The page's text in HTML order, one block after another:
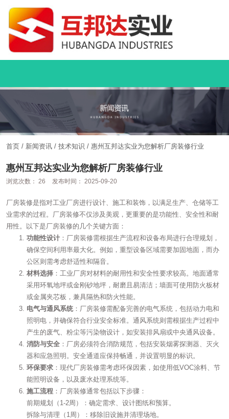
首页 / 新闻资讯 / 技术知识 / 惠州互邦达实业为您解析厂房装修行业
惠州互邦达实业为您解析厂房装修行业
浏览次数： 26 发布时间： 2025-09-20
厂房装修是指对工业厂房进行设计、施工和装饰，以满足生产、仓储等工
业需求的过程。厂房装修不仅涉及美观，更重要的是功能性、安全性和耐
用性。以下是厂房装修的几个关键方面：
功能性设计 ‌：厂房装修需根据生产流程和设备布局进行合理规划，
确保空间利用率最大化。例如，重型设备区域需要加固地面，而办
公区则需考虑舒适性和隔音。
材料选择 ‌：工业厂房对材料的耐用性和安全性要求较高。地面通常
采用环氧地坪或金刚砂地坪，耐磨且易清洁；墙面可使用防火板材
或金属夹芯板，兼具隔热和防火性能。
电气与通风系统‌：厂房装修需配备完善的电气系统，包括动力电和
照明电，并确保符合行业安全标准。通风系统则需根据生产过程中
产生的废气、粉尘等污染物设计，如安装排风扇或中央通风设备。
消防与安全 ‌：厂房必须符合消防规范，包括安装烟雾探测器、灭火
器和应急照明。安全通道应保持畅通，并设置明显的标识。
环保要求 ‌：现代厂房装修需考虑环保因素，如使用低VOC涂料、节
能照明设备，以及废水处理系统等。
施工流程 ‌：厂房装修通常包括以下步骤：
前期规划（1-2周）：确定需求、设计图纸和预算。
拆除与清理（1周）：移除旧设施并清理场地。